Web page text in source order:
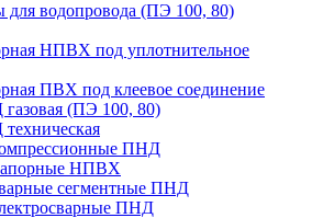
водопровода (ПЭ 100, 80)
НПВХ под уплотнительное
ПВХ под клеевое соединение
(ПЭ 100, 80)
ПНД
НПВХ
сегментные ПНД
ПНД